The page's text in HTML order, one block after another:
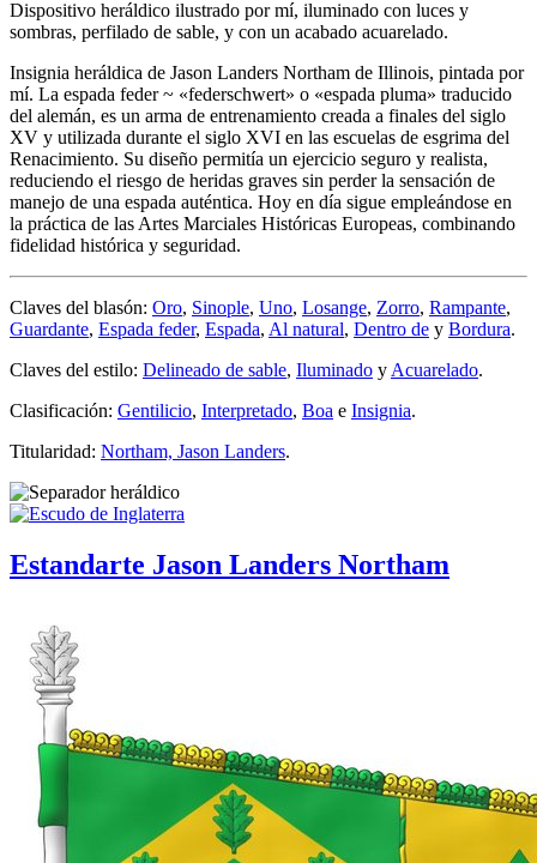
Dispositivo heráldico ilustrado por mí, iluminado con luces y
sombras, perfilado de sable, y con un acabado acuarelado.
Insignia heráldica de Jason Landers Northam de Illinois, pintada por
mí. La espada feder ~ «federschwert» o «espada pluma» traducido
del alemán, es un arma de entrenamiento creada a finales del siglo
XV y utilizada durante el siglo XVI en las escuelas de esgrima del
Renacimiento. Su diseño permitía un ejercicio seguro y realista,
reduciendo el riesgo de heridas graves sin perder la sensación de
manejo de una espada auténtica. Hoy en día sigue empleándose en
la práctica de las Artes Marciales Históricas Europeas, combinando
fidelidad histórica y seguridad.
Claves del blasón: Oro, Sinople, Uno, Losange, Zorro, Rampante,
Guardante, Espada feder, Espada, Al natural, Dentro de y Bordura.
Claves del estilo: Delineado de sable, Iluminado y Acuarelado.
Clasificación: Gentilicio, Interpretado, Boa e Insignia.
Titularidad: Northam, Jason Landers.
Estandarte Jason Landers Northam